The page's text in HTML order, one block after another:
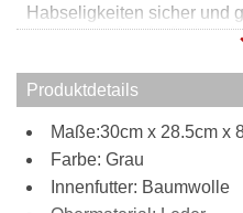
Habseligkeiten sicher und
können. Außen befinden
Stauraum sorgen. Durch
Schultergurt, kann diese
Produktdetails
Maße:30cm x 28.5cm x
Farbe: Grau
Innenfutter: Baumwolle